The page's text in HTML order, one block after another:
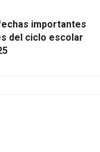
importantes
del ciclo escolar